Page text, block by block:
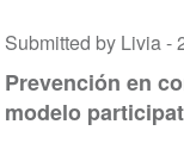
Submitted by Livia -
Prevención en
modelo